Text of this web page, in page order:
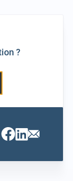
?
Facebook
(ouvrir
nouvel
Linkedin
(ouvrir
nouvel
Email
(ouvrir
nouvel